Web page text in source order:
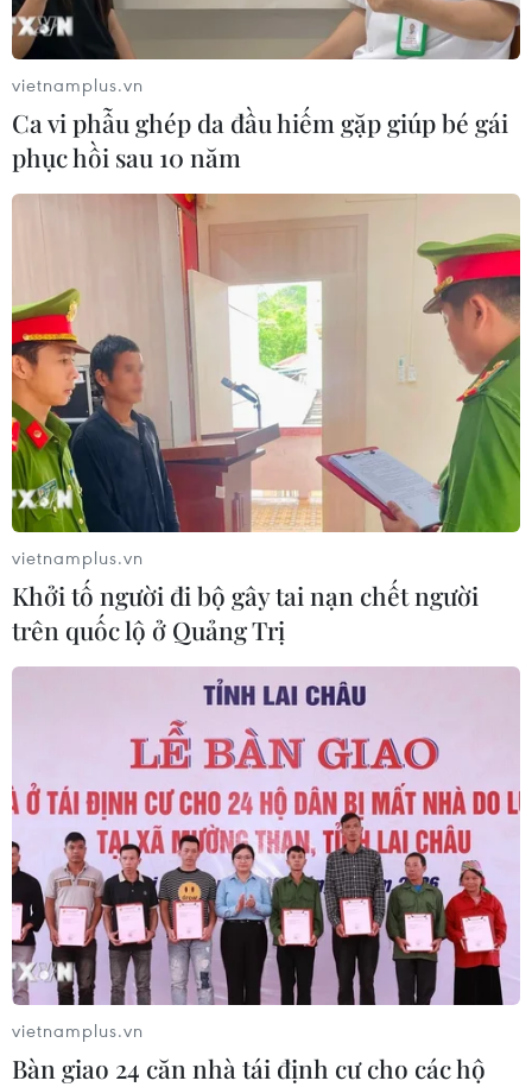
Thanh tra liên ngành việc thực hiện quyền
trẻ em tại 7 tỉnh thành
28/05/2019 06:57
Ủy ban Quốc gia về Trẻ em sẽ tiến hành thanh tra, kiểm
va việc thực hiện quyền trẻ em, công tác bảo vệ trẻ em
tại 2 bộ, ngành và 7 tỉnh, thành phố.
Đại biểu Quốc hội: ‘Ngành giáo dục càng
cải cách lại càng kém đi’
30/05/2019 03:43
vietnamplus.vn
Ca vi phẫu ghép da đầu hiếm gặp giúp bé gái
phục hồi sau 10 năm
vietnamplus.vn
Khởi tố người đi bộ gây tai nạn chết người
trên quốc lộ ở Quảng Trị
vietnamplus.vn
Bàn giao 24 căn nhà tái định cư cho các hộ